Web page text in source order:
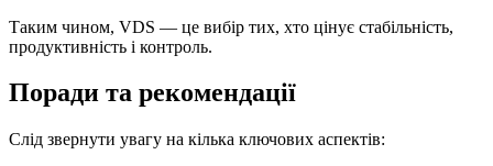
Таким чином, VDS — це вибір тих, хто цінує стабільність,
продуктивність і контроль.
Поради та рекомендації
Слід звернути увагу на кілька ключових аспектів: